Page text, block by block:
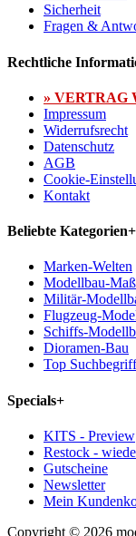
Sicherheit
Fragen &
Rechtliche
» VERTRAG
Impressum
Widerrufsrecht
Datenschutz
AGB
Cookie-
Kontakt
Beliebte Kategorien+
Marken-Welten
Modellbau-
Militär-
Flugzeug-
Schiffs-
Dioramen-Bau
Top
Specials+
KITS - Preview
Restock -
Gutscheine
Newsletter
Mein
Copyright © 2026